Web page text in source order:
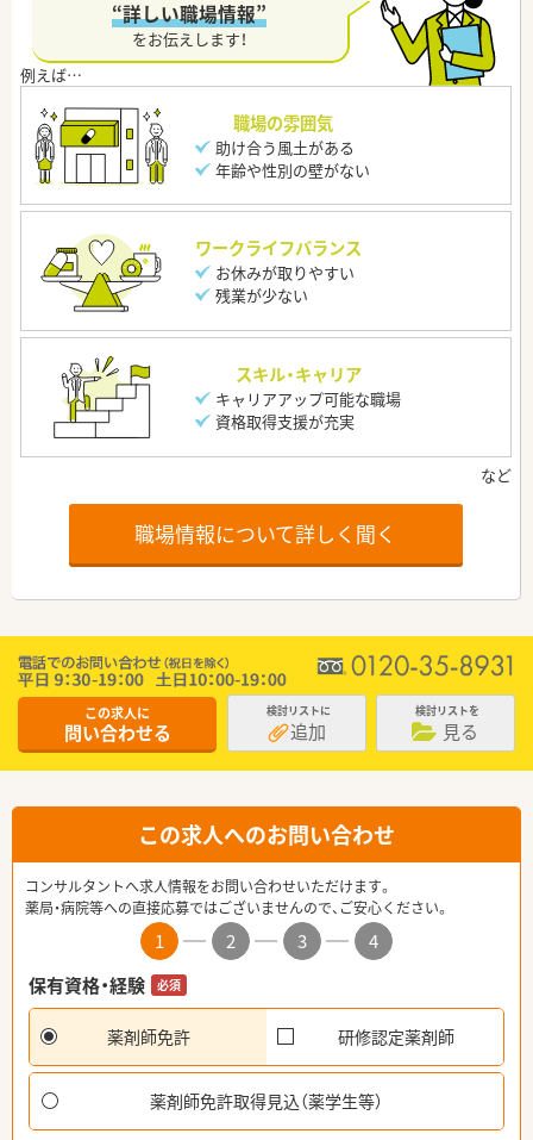
“詳しい職場情報”
をお伝えします！
職場の雰囲気
助け合う風土がある
年齢や性別の壁がない
ワークライフバランス
お休みが取りやすい
残業が少ない
スキル・キャリア
キャリアアップ可能な職場
資格取得支援が充実
職場情報について詳しく聞く
この求人に
問い合わせる
検討リストに
追加
検討リストを
見る
この求人へのお問い合わせ
コンサルタントへ求人情報をお問い合わせいただけます。
薬局・病院等への直接応募ではございませんので、ご安心ください。
1 2 3
4
保有資格・経験
必須
薬剤師免許 研修認定薬剤師
薬剤師免許取得見込（薬学生等）